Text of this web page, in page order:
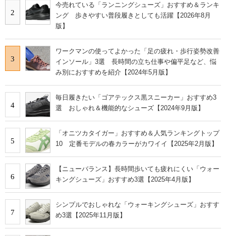
2
今売れている「ランニングシューズ」おすすめ＆ランキ
ング 歩きやすい普段履きとしても活躍【2026年8月
版】
3
ワークマンの使ってよかった「足の疲れ・歩行姿勢改善
インソール」3選 長時間の立ち仕事や偏平足など、悩
み別におすすめを紹介【2024年5月版】
4
毎日履きたい「ゴアテックス黒スニーカー」おすすめ3
選 おしゃれ＆機能的なシューズ【2024年9月版】
5
「オニツカタイガー」おすすめ＆人気ランキングトップ
10 定番モデルの春カラーがカワイイ【2025年2月版】
6
【ニューバランス】長時間歩いても疲れにくい「ウォー
キングシューズ」おすすめ3選【2025年4月版】
7
シンプルでおしゃれな「ウォーキングシューズ」おすす
め3選【2025年11月版】